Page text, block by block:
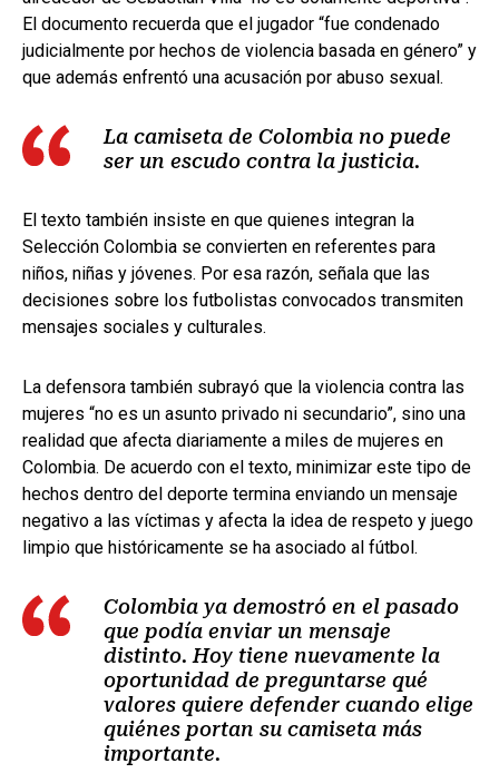
El documento recuerda que el jugador “fue condenado
judicialmente por hechos de violencia basada en género” y
que además enfrentó una acusación por abuso sexual.
La camiseta de Colombia no puede
ser un escudo contra la justicia.
El texto también insiste en que quienes integran la
Selección Colombia se convierten en referentes para
niños, niñas y jóvenes. Por esa razón, señala que las
decisiones sobre los futbolistas convocados transmiten
mensajes sociales y culturales.
La defensora también subrayó que la violencia contra las
mujeres “no es un asunto privado ni secundario”, sino una
realidad que afecta diariamente a miles de mujeres en
Colombia. De acuerdo con el texto, minimizar este tipo de
hechos dentro del deporte termina enviando un mensaje
negativo a las víctimas y afecta la idea de respeto y juego
limpio que históricamente se ha asociado al fútbol.
Colombia ya demostró en el pasado
que podía enviar un mensaje
distinto. Hoy tiene nuevamente la
oportunidad de preguntarse qué
valores quiere defender cuando elige
quiénes portan su camiseta más
importante.